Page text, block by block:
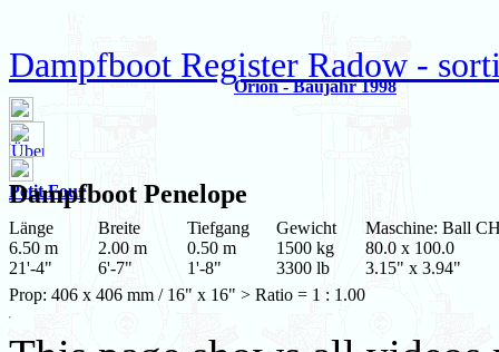
Dampfboot Register Radow -
Orion - Baujahr 1998
Petit Four
Dampfboot Penelope
Länge
6.50 m
21'-4"
Breite
2.00 m
6'-7"
Tiefgang
0.50 m
1'-8"
Gewicht
1500 kg
3300 lb
Maschine: Ball
80.0 x 100.0
3.15" x 3.94"
Prop: 406 x 406 mm / 16" x 16" > Ratio = 1 : 1.00